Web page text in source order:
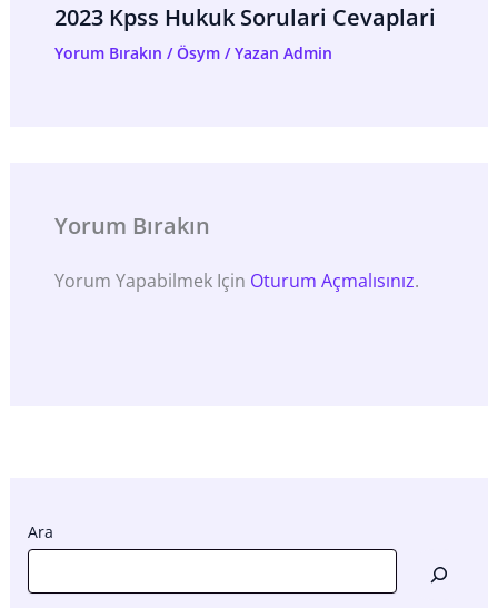
2023 Kpss Hukuk Sorulari Cevaplari
Yorum Bırakın /Ösym/ Yazan Admin
Yorum Bırakın
Yorum Yapabilmek Için Oturum Açmalısınız.
Ara